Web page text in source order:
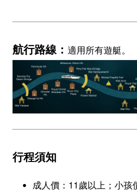
航行路線： 適用所有遊艇。
行程須知
成人價：11歲以上；小孩